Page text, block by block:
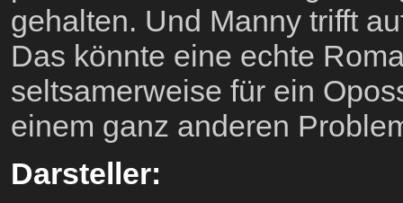
gehalten. Und Manny trifft
Das könnte eine echte
seltsamerweise für ein
einem ganz anderen
Darsteller: